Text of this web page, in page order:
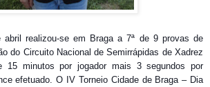
abril realizou-se em Braga a 7ª de 9 provas de
do Circuito Nacional de Semirrápidas de Xadrez
15 minutos por jogador mais 3 segundos por
efetuado. O IV Torneio Cidade de Braga – Dia